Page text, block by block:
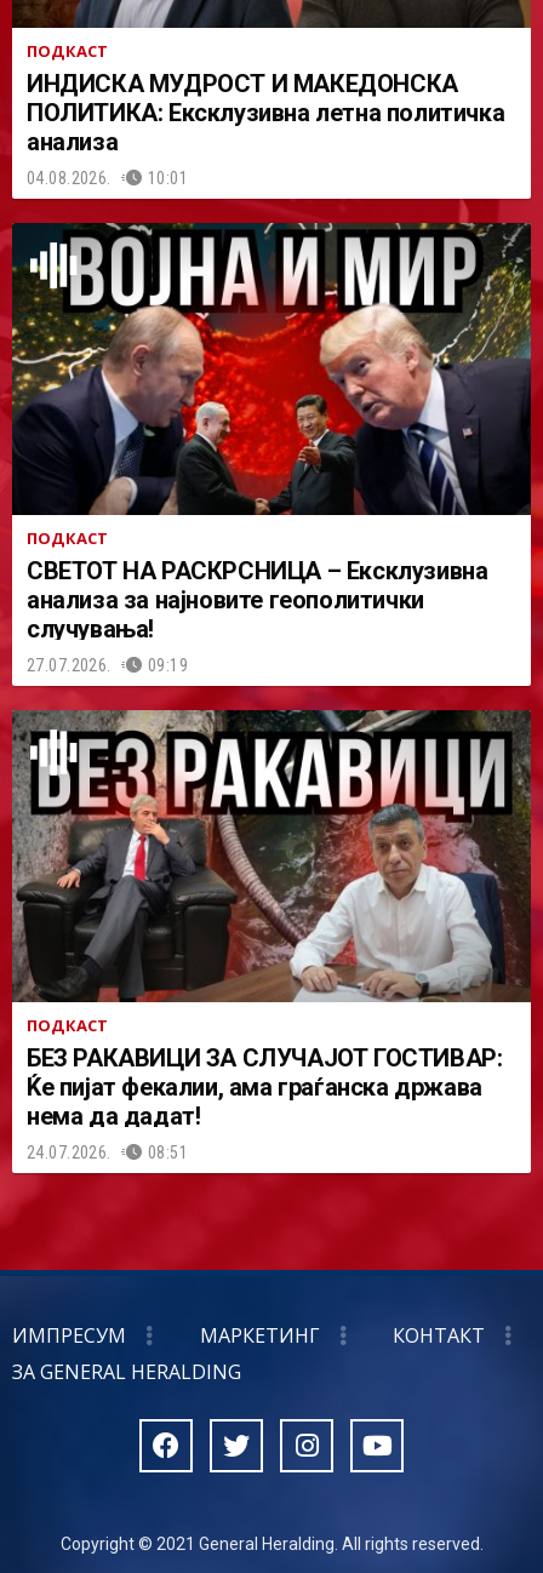
ПОДКАСТ
ИНДИСКА МУДРОСТ И МАКЕДОНСКА
ПОЛИТИКА: Ексклузивна летна политичка
анализа
04.08.2026. 10:01
ПОДКАСТ
СВЕТОТ НА РАСКРСНИЦА – Ексклузивна
анализа за најновите геополитички
случувања!
27.07.2026. 09:19
ПОДКАСТ
БЕЗ РАКАВИЦИ ЗА СЛУЧАЈОТ ГОСТИВАР:
Ќе пијат фекалии, ама граѓанска држава
нема да дадат!
24.07.2026. 08:51
ИМПРЕСУМ МАРКЕТИНГ
КОНТАКТ
ЗА GENERAL HERALDING
Copyright © 2021 General Heralding. All rights reserved.